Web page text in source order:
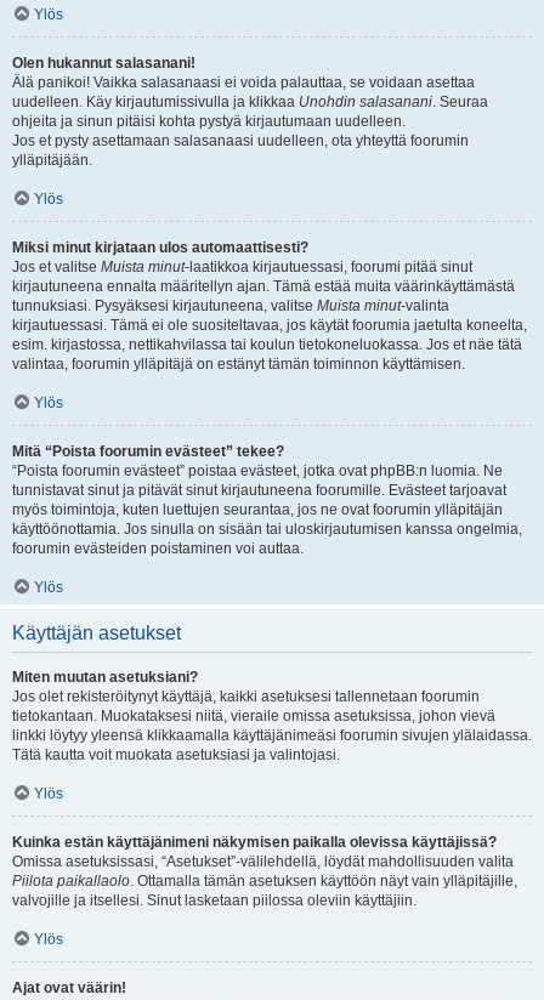
Ylös
Olen hukannut salasanani!
Älä panikoi! Vaikka salasanaasi ei voida palauttaa, se voidaan asettaa
uudelleen. Käy kirjautumissivulla ja klikkaa Unohdin salasanani. Seuraa
ohjeita ja sinun pitäisi kohta pystyä kirjautumaan uudelleen.
Jos et pysty asettamaan salasanaasi uudelleen, ota yhteyttä foorumin
ylläpitäjään.
Ylös
Miksi minut kirjataan ulos automaattisesti?
Jos et valitse Muista minut-laatikkoa kirjautuessasi, foorumi pitää sinut
kirjautuneena ennalta määritellyn ajan. Tämä estää muita väärinkäyttämästä
tunnuksiasi. Pysyäksesi kirjautuneena, valitse Muista minut-valinta
kirjautuessasi. Tämä ei ole suositeltavaa, jos käytät foorumia jaetulta koneelta,
esim. kirjastossa, nettikahvilassa tai koulun tietokoneluokassa. Jos et näe tätä
valintaa, foorumin ylläpitäjä on estänyt tämän toiminnon käyttämisen.
Ylös
Mitä “Poista foorumin evästeet” tekee?
“Poista foorumin evästeet” poistaa evästeet, jotka ovat phpBB:n luomia. Ne
tunnistavat sinut ja pitävät sinut kirjautuneena foorumille. Evästeet tarjoavat
myös toimintoja, kuten luettujen seurantaa, jos ne ovat foorumin ylläpitäjän
käyttöönottamia. Jos sinulla on sisään tai uloskirjautumisen kanssa ongelmia,
foorumin evästeiden poistaminen voi auttaa.
Ylös
Käyttäjän asetukset
Miten muutan asetuksiani?
Jos olet rekisteröitynyt käyttäjä, kaikki asetuksesi tallennetaan foorumin
tietokantaan. Muokataksesi niitä, vieraile omissa asetuksissa, johon vievä
linkki löytyy yleensä klikkaamalla käyttäjänimeäsi foorumin sivujen ylälaidassa.
Tätä kautta voit muokata asetuksiasi ja valintojasi.
Ylös
Kuinka estän käyttäjänimeni näkymisen paikalla olevissa käyttäjissä?
Omissa asetuksissasi, “Asetukset”-välilehdellä, löydät mahdollisuuden valita
Piilota paikallaolo. Ottamalla tämän asetuksen käyttöön näyt vain ylläpitäjille,
valvojille ja itsellesi. Sinut lasketaan piilossa oleviin käyttäjiin.
Ylös
Ajat ovat väärin!